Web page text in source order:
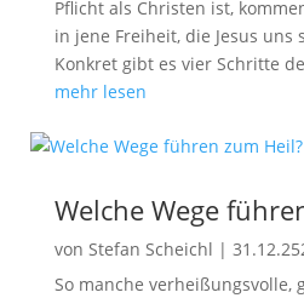
Pflicht als Christen ist,
in jene Freiheit, die Jesus uns
Konkret gibt es vier Schritte
mehr lesen
Welche Wege
von Stefan Scheichl |
So manche verheißungsvolle,